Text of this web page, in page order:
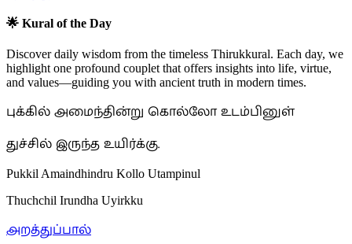
🌟 Kural of the Day
Discover daily wisdom from the timeless Thirukkural. Each day, we
highlight one profound couplet that offers insights into life, virtue,
and values—guiding you with ancient truth in modern times.
புக்கில் அமைந்தின்று கொல்லோ உடம்பினுள்
துச்சில் இருந்த உயிர்க்கு.
Pukkil Amaindhindru Kollo Utampinul
Thuchchil Irundha Uyirkku
அறத்துப்பால்